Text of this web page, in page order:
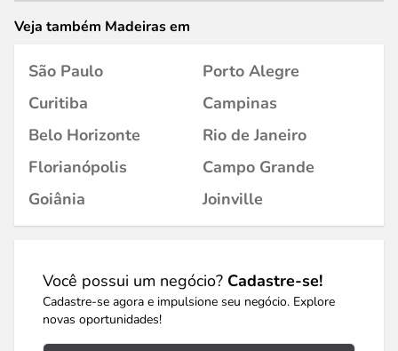
Veja também Madeiras em
São Paulo
Porto Alegre
Curitiba
Campinas
Belo Horizonte
Rio de Janeiro
Florianópolis
Campo Grande
Goiânia
Joinville
Você possui um negócio? Cadastre-se!
Cadastre-se agora e impulsione seu negócio. Explore
novas oportunidades!